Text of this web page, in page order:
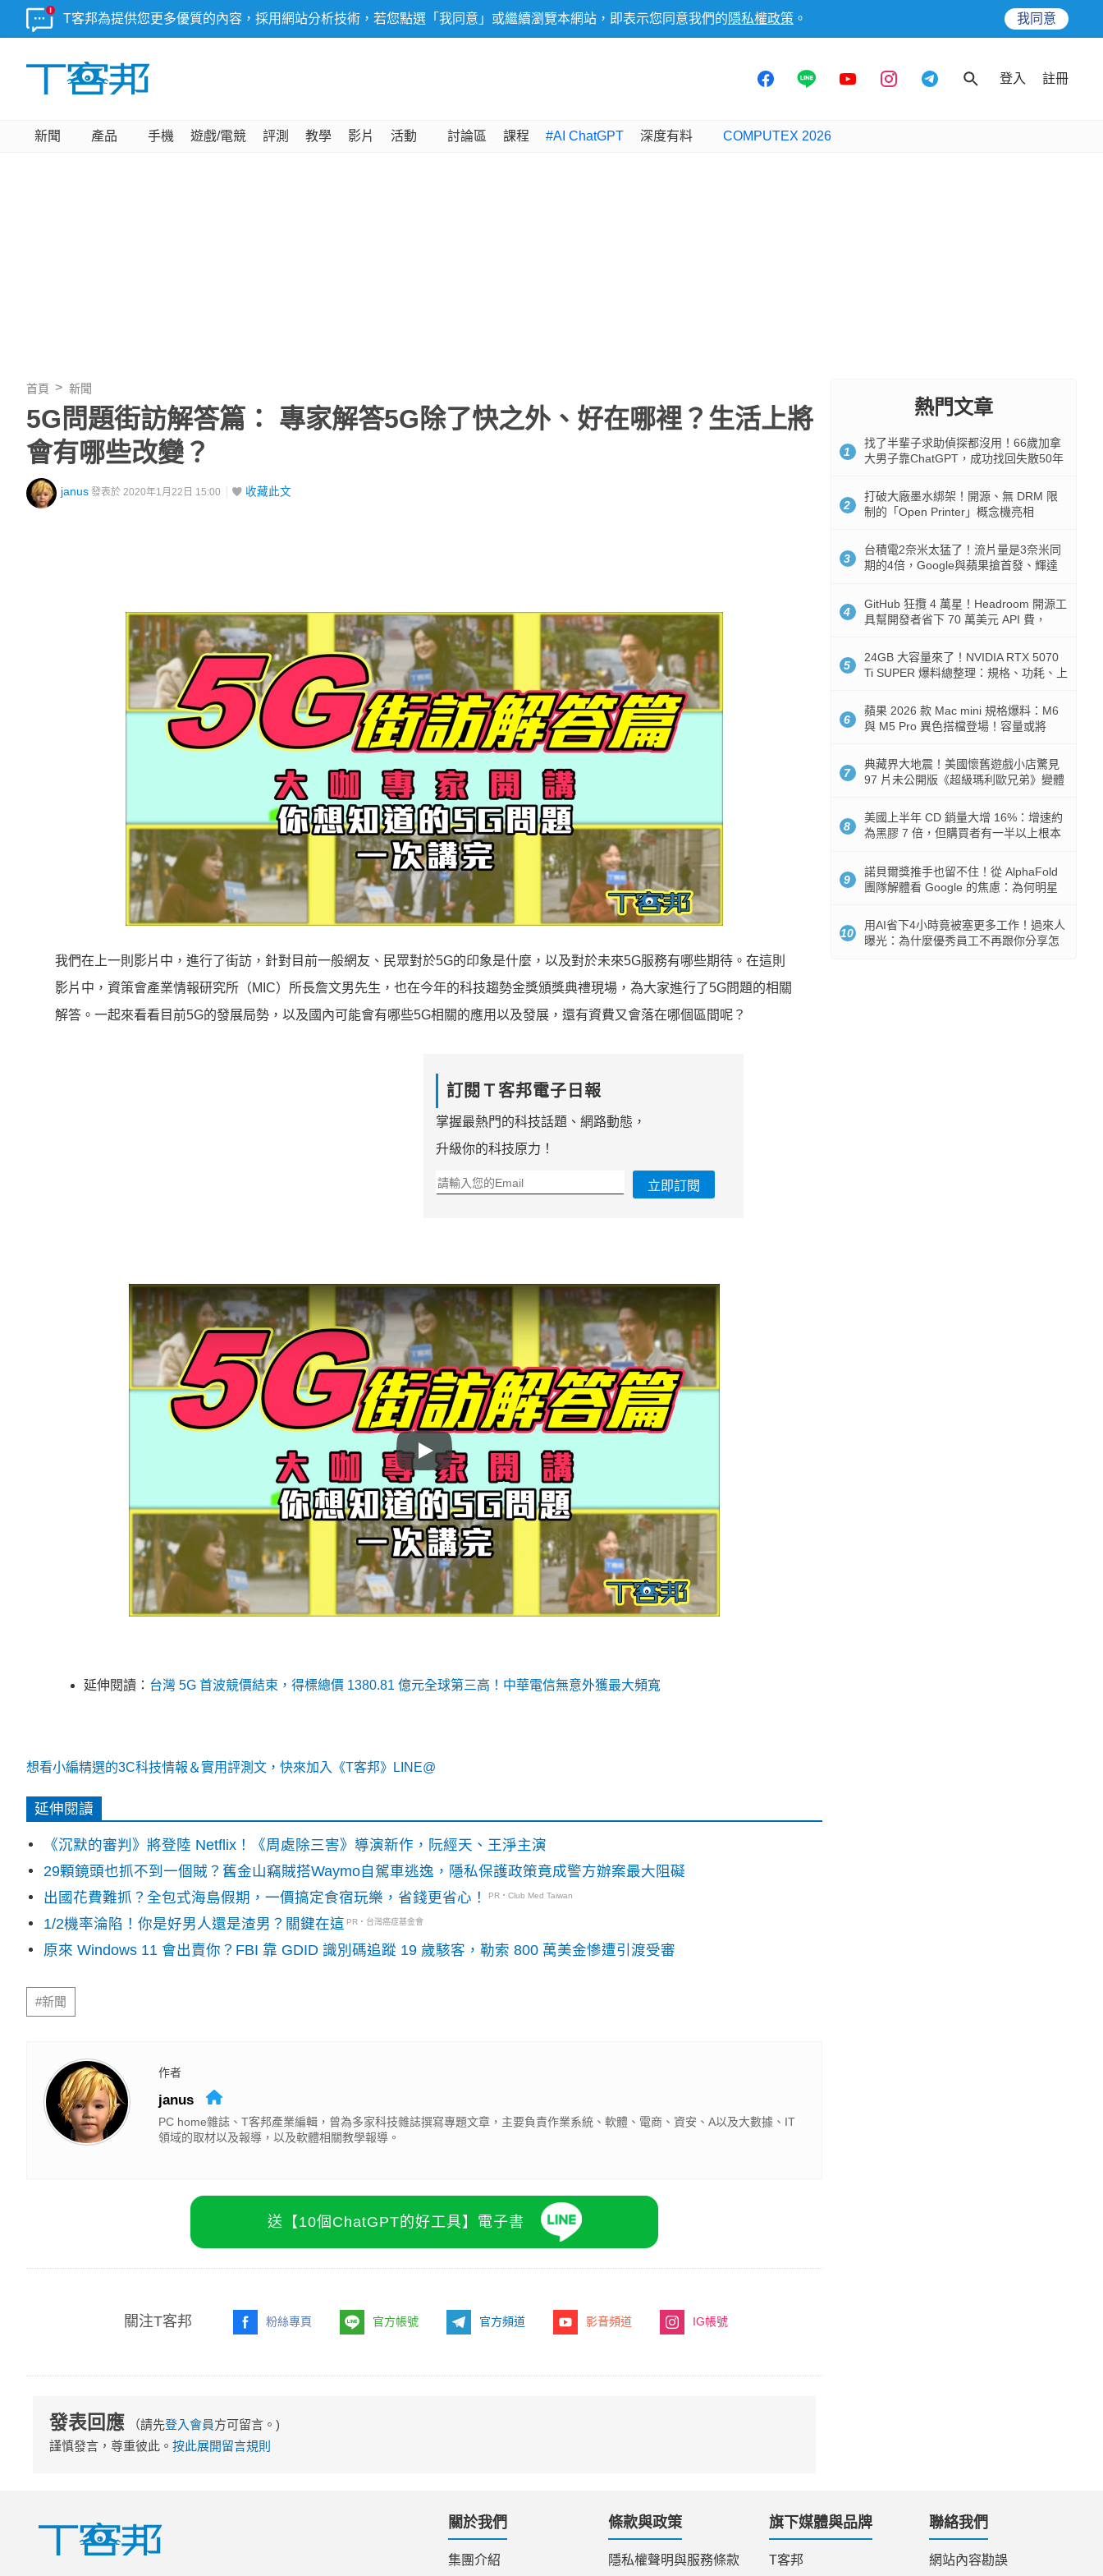
T客邦為提供您更多優質的內容，採用網站分析技術，若您點選「我同意」或繼續瀏覽本網站，即表示您同意我們的 隱私權政策 。 我同意
登入 註冊
新聞 產品 手機 遊戲/電競 評測 教學 影片 活動 討論區 課程 #AI ChatGPT 深度有料 COMPUTEX 2026
首頁 新聞
5G問題街訪解答篇： 專家解答5G除了快之外、好在哪裡？生活上將
會有哪些改變？
janus 發表於 2020年1月22日 15:00 收藏此文
我們在上一則影片中，進行了街訪，針對目前一般網友、民眾對於5G的印象是什麼，以及對於未來5G服務有哪些期待。在這則
影片中，資策會產業情報研究所（MIC）所長詹文男先生，也在今年的科技趨勢金獎頒獎典禮現場，為大家進行了5G問題的相關
解答。一起來看看目前5G的發展局勢，以及國內可能會有哪些5G相關的應用以及發展，還有資費又會落在哪個區間呢？
訂閱Ｔ客邦電子日報
掌握最熱門的科技話題、網路動態，
升級你的科技原力！
立即訂閱
Play
延伸閱讀： 台灣 5G 首波競價結束，得標總價 1380.81 億元全球第三高！中華電信無意外獲最大頻寬
想看小編精選的3C科技情報＆實用評測文，快來加入《T客邦》LINE@
延伸閱讀
《沉默的審判》將登陸 Netflix！《周處除三害》導演新作，阮經天、王淨主演
29顆鏡頭也抓不到一個賊？舊金山竊賊搭Waymo自駕車逃逸，隱私保護政策竟成警方辦案最大阻礙
出國花費難抓？全包式海島假期，一價搞定食宿玩樂，省錢更省心！
PR・Club Med Taiwan
1/2機率淪陷！你是好男人還是渣男？關鍵在這 PR・台灣癌症基金會
原來 Windows 11 會出賣你？FBI 靠 GDID 識別碼追蹤 19 歲駭客，勒索 800 萬美金慘遭引渡受審
#新聞
作者
janus
PC home雜誌、T客邦產業編輯，曾為多家科技雜誌撰寫專題文章，主要負責作業系統、軟體、電商、資安、A以及大數據、IT
領域的取材以及報導，以及軟體相關教學報導。
送【10個ChatGPT的好工具】電子書
關注T客邦 粉絲專頁 官方帳號 官方頻道 影音頻道 IG帳號
發表回應 （請先登入會員方可留言。)
謹慎發言，尊重彼此。 按此展開留言規則
熱門文章
1
找了半輩子求助偵探都沒用！66歲加拿
大男子靠ChatGPT，成功找回失散50年
2
打破大廠墨水綁架！開源、無 DRM 限
制的「Open Printer」概念機亮相
3
台積電2奈米太猛了！流片量是3奈米同
期的4倍，Google與蘋果搶首發、輝達
4
GitHub 狂攬 4 萬星！Headroom 開源工
具幫開發者省下 70 萬美元 API 費，
5
24GB 大容量來了！NVIDIA RTX 5070
Ti SUPER 爆料總整理：規格、功耗、上
6
蘋果 2026 款 Mac mini 規格爆料：M6
與 M5 Pro 異色搭檔登場！容量或將
7
典藏界大地震！美國懷舊遊戲小店驚見
97 片未公開版《超級瑪利歐兄弟》變體
8
美國上半年 CD 銷量大增 16%：增速約
為黑膠 7 倍，但購買者有一半以上根本
9
諾貝爾獎推手也留不住！從 AlphaFold
團隊解體看 Google 的焦慮：為何明星
10
用AI省下4小時竟被塞更多工作！過來人
曝光：為什麼優秀員工不再跟你分享怎
關於我們
集團介紹
條款與政策
隱私權聲明與服務條款
旗下媒體與品牌
T客邦
聯絡我們
網站內容勘誤